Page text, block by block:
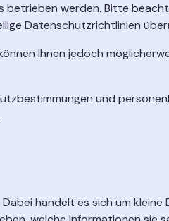
werden. Bitte
Datenschutzrichtlinien
Ihnen jedoch
und
handelt es sich um